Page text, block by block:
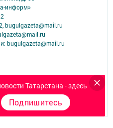
Татарстана - здесь
Подпишитесь
информ»
bugulgazeta@mail.ru
bugulgazeta@mail.ru
для персонализации сервисов и
в настройках браузера.